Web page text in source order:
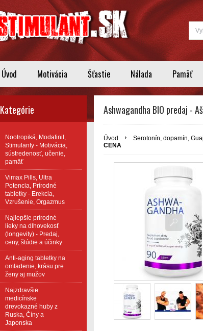
Úvod Motivácia Šťastie Nálada Pamäť
Kategórie
Nootropiká, Modafinil,
Stimulanty - Motivácia,
sústredenosť, učenie,
pamäť
Vimax Pills, Ultra
Potencia, Prírodné
tabletky - Erekcia,
Vzrušenie, Orgazmus
Najlepšie prírodné
lieky na dlhovekosť
(longevity) - Predaj,
ceny, štúdie a účinky
Anti-aging tabletky na
omladenie, krásu pre
ženy aj mužov
Najzdravšie
medicínske
drevokazné huby z
Ruska, Číny a
Japonska
Ashwagandha BIO predaj -
Úvod Serotonín, dopamín,
CENA